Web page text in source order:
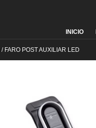
Skip
to
content
INICIO
/ FARO POST AUXILIAR LED